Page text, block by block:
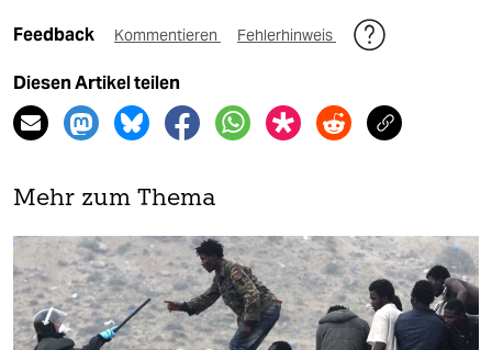
Feedback Kommentieren Fehlerhinweis
Diesen Artikel teilen
Mehr zum Thema